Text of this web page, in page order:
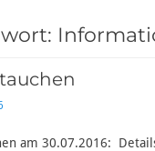
am 30.07.2016: